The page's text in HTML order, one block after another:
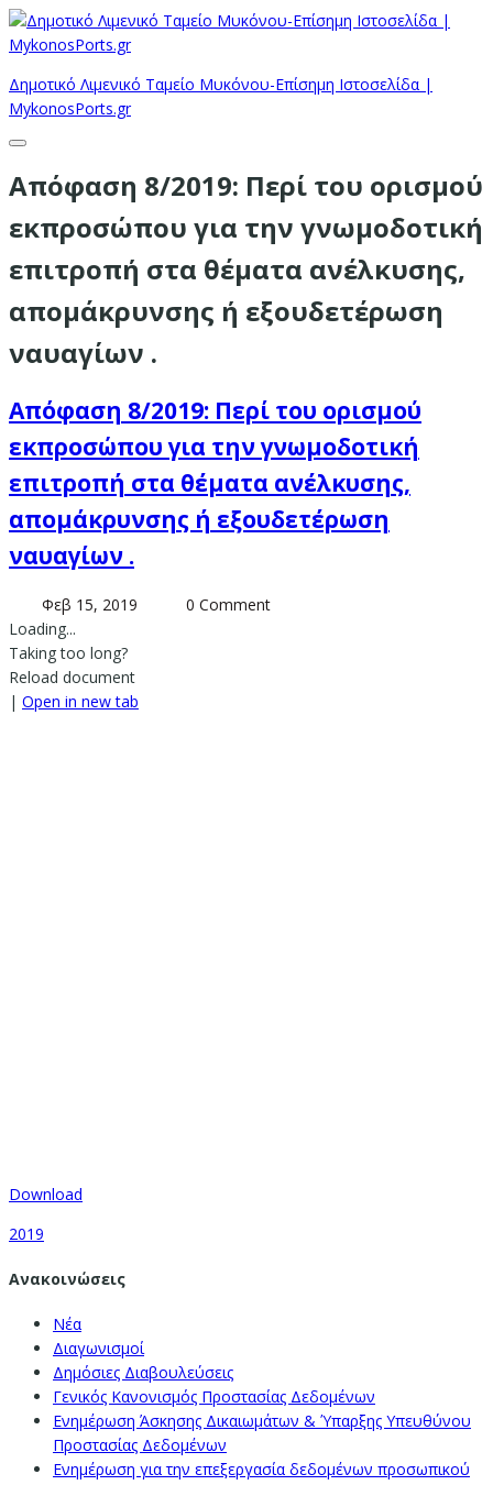
Δημοτικό Λιμενικό Ταμείο Μυκόνου-Επίσημη Ιστοσελίδα |
MykonosPorts.gr
Απόφαση 8/2019: Περί του ορισμού
εκπροσώπου για την γνωμοδοτική
επιτροπή στα θέματα ανέλκυσης,
απομάκρυνσης ή εξουδετέρωση
ναυαγίων .
Απόφαση 8/2019: Περί του ορισμού
εκπροσώπου για την γνωμοδοτική
επιτροπή στα θέματα ανέλκυσης,
απομάκρυνσης ή εξουδετέρωση
ναυαγίων .
Φεβ 15, 2019
0 Comment
Loading...
Taking too long?
Reload document
| Open in new tab
Download
2019
Ανακοινώσεις
Νέα
Διαγωνισμοί
Δημόσιες Διαβουλεύσεις
Γενικός Κανονισμός Προστασίας Δεδομένων
Ενημέρωση Άσκησης Δικαιωμάτων & Ύπαρξης Υπευθύνου
Προστασίας Δεδομένων
Ενημέρωση για την επεξεργασία δεδομένων προσωπικού